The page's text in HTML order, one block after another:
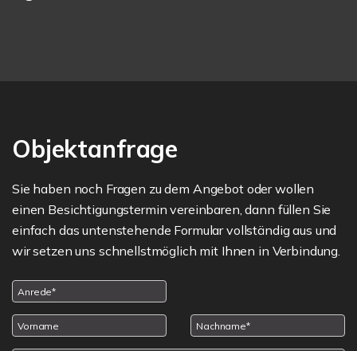
Objektanfrage
Sie haben noch Fragen zu dem Angebot oder wollen
einen Besichtigungstermin vereinbaren, dann füllen Sie
einfach das untenstehende Formular vollständig aus und
wir setzen uns schnellstmöglich mit Ihnen in Verbindung.